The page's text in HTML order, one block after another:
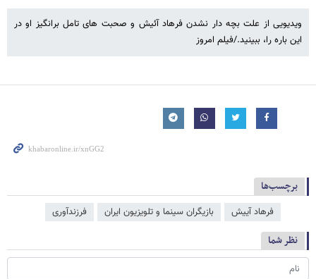
ویدیویی از علت بچه دار نشدن فرهاد آئیش و صحبت های تامل برانگیز او در
این باره را، ببینید./فیلم امروز
برچسب‌ها
فرهاد آییش بازیگران سینما و تلویزیون ایران فرزندآوری
نظر شما